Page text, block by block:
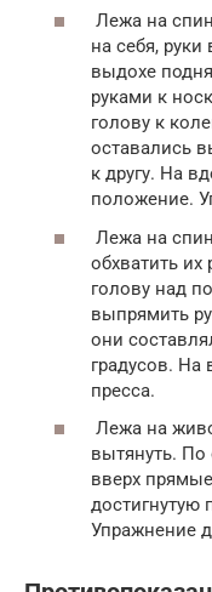
Лежа на
на себя,
выдохе
руками к
голову к
оставались
к другу. На
положение.
Лежа на
обхватить
голову над
выпрямить
они
градусов. На
пресса.
Лежа на
вытянуть.
вверх
достигнутую
Упражнение